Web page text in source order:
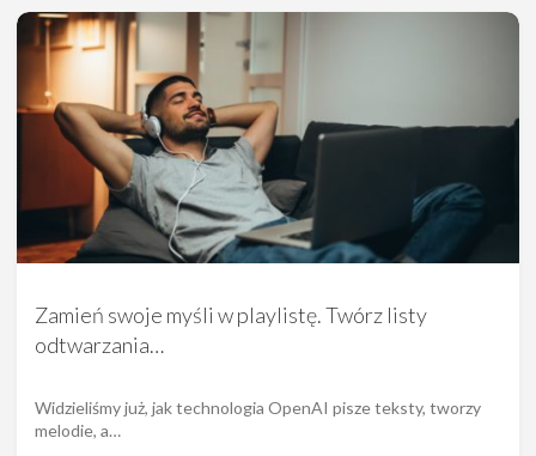
Zamień swoje myśli w playlistę. Twórz listy
odtwarzania…
Widzieliśmy już, jak technologia OpenAI pisze teksty, tworzy
melodie, a…